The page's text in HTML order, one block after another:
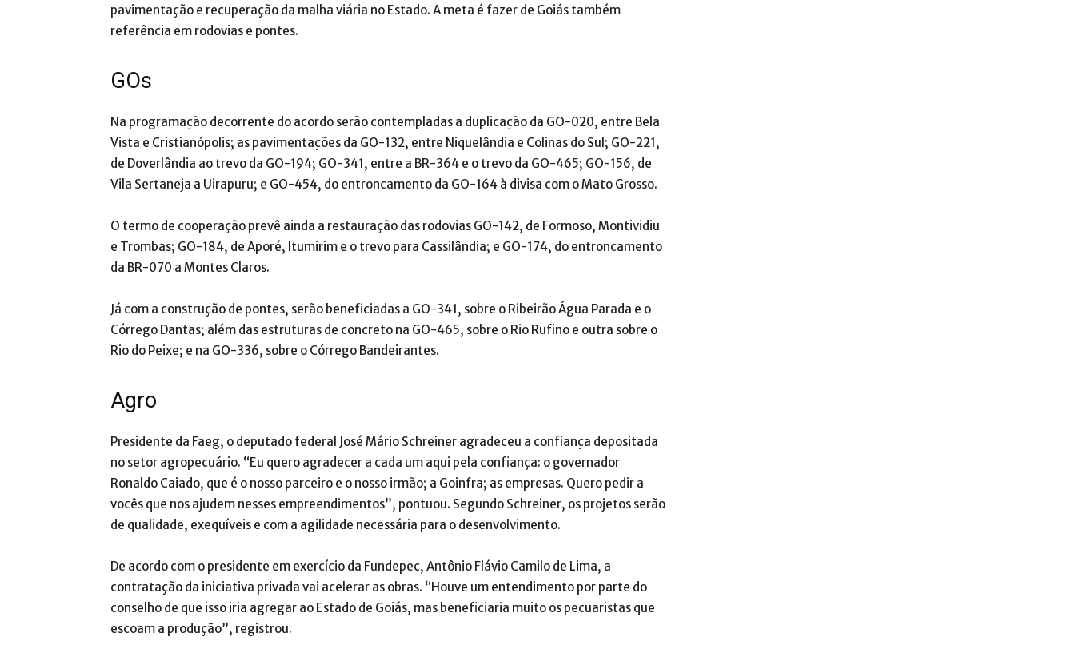
pavimentação e recuperação da malha viária no Estado. A meta é fazer de Goiás também
referência em rodovias e pontes.
GOs
Na programação decorrente do acordo serão contempladas a duplicação da GO-020, entre Bela
Vista e Cristianópolis; as pavimentações da GO-132, entre Niquelândia e Colinas do Sul; GO-221,
de Doverlândia ao trevo da GO-194; GO-341, entre a BR-364 e o trevo da GO-465; GO-156, de
Vila Sertaneja a Uirapuru; e GO-454, do entroncamento da GO-164 à divisa com o Mato Grosso.
O termo de cooperação prevê ainda a restauração das rodovias GO-142, de Formoso, Montividiu
e Trombas; GO-184, de Aporé, Itumirim e o trevo para Cassilândia; e GO-174, do entroncamento
da BR-070 a Montes Claros.
Já com a construção de pontes, serão beneficiadas a GO-341, sobre o Ribeirão Água Parada e o
Córrego Dantas; além das estruturas de concreto na GO-465, sobre o Rio Rufino e outra sobre o
Rio do Peixe; e na GO-336, sobre o Córrego Bandeirantes.
Agro
Presidente da Faeg, o deputado federal José Mário Schreiner agradeceu a confiança depositada
no setor agropecuário. “Eu quero agradecer a cada um aqui pela confiança: o governador
Ronaldo Caiado, que é o nosso parceiro e o nosso irmão; a Goinfra; as empresas. Quero pedir a
vocês que nos ajudem nesses empreendimentos”, pontuou. Segundo Schreiner, os projetos serão
de qualidade, exequíveis e com a agilidade necessária para o desenvolvimento.
De acordo com o presidente em exercício da Fundepec, Antônio Flávio Camilo de Lima, a
contratação da iniciativa privada vai acelerar as obras. “Houve um entendimento por parte do
conselho de que isso iria agregar ao Estado de Goiás, mas beneficiaria muito os pecuaristas que
escoam a produção”, registrou.